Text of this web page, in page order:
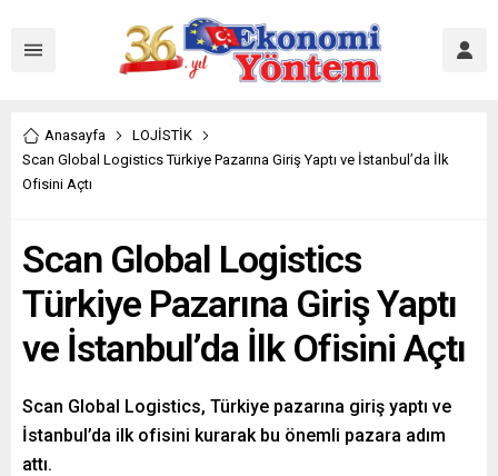
Anasayfa
LOJİSTİK
Scan Global Logistics Türkiye Pazarına Giriş Yaptı ve İstanbul’da İlk
Ofisini Açtı
Scan Global Logistics
Türkiye Pazarına Giriş Yaptı
ve İstanbul’da İlk Ofisini Açtı
Scan Global Logistics, Türkiye pazarına giriş yaptı ve
İstanbul’da ilk ofisini kurarak bu önemli pazara adım
attı.